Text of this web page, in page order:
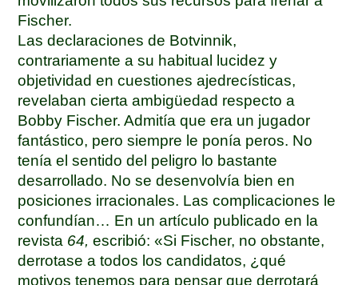
Fischer.
Las declaraciones de Botvinnik,
contrariamente a su habitual lucidez y
objetividad en cuestiones ajedrecísticas,
revelaban cierta ambigüedad respecto a
Bobby Fischer. Admitía que era un jugador
fantástico, pero siempre le ponía peros. No
tenía el sentido del peligro lo bastante
desarrollado. No se desenvolvía bien en
posiciones irracionales. Las complicaciones le
confundían… En un artículo publicado en la
revista 64, escribió: «Si Fischer, no obstante,
derrotase a todos los candidatos, ¿qué
motivos tenemos para pensar que derrotará